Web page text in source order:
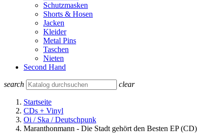
Schutzmasken
Shorts & Hosen
Jacken
Kleider
Metal Pins
Taschen
Nieten
Second Hand
search clear
Startseite
CDs + Vinyl
Oi / Ska / Deutschpunk
Maranthonmann - Die Stadt gehört den Besten EP (CD)